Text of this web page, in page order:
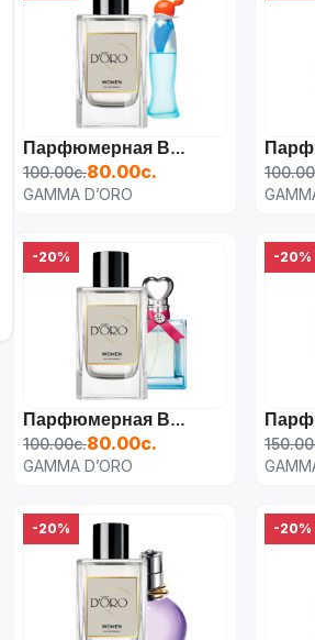
Парфюмерная Вода Для Женщин Moschino I Love Love Cheap And Chic,
100.00с.80.00с.
GAMMA D’ORO
-20%
Парфюмерная Вода Для Женщин Moschino Funny,
100.00с.80.00с.
GAMMA D’ORO
-20%
-20% -20%